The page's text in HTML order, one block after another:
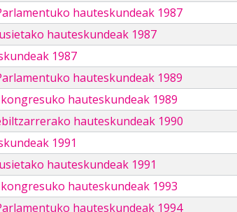
hauteskundeak 1987
hauteskundeak 1987
1987
hauteskundeak 1989
hauteskundeak 1989
hauteskundeak 1990
1991
hauteskundeak 1991
hauteskundeak 1993
hauteskundeak 1994